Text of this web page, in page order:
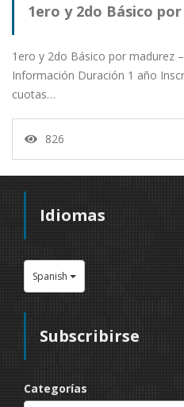
1ero y 2do Básico
1ero y 2do Básico por madurez
Información Duración 1 año
cuotas…
826
Idiomas
Spanish
Subscribirse
Categorías